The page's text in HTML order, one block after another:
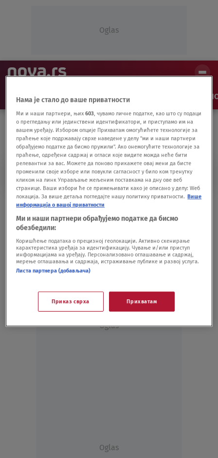
Oglas
NAJNOVIJE VESTI SHOW
TRANSPORTER
"Anom" raskrinkao kriminalnu grupu u BiH:
Švercovali limuzine i skank
Ford: Ko kaže da kombi ne može da bude u
reli fazonu?
AUTO24.08.20.
Oglas
Oglas
Нама је стало до ваше приватности
Ми и наши партнери, њих603, чувамо личне податке, као што су подаци
о прегледању или јединствени идентификатори, и приступамо им на
вашем уређају. Избором опције Прихватам омогућићете технологије за
праћење које подржавају сврхе наведене у делу "ми и наши партнери
обрађујемо податке да бисмо пружили". Ако онемогућите технологије за
праћење, одређени садржај и огласи које видите можда неће бити
релевантни за вас. Можете да поново прикажете овај мени да бисте
променили своје изборе или повукли сагласност у било ком тренутку
кликом на линк Управљање жељеним поставкама на дну ове веб
странице. Ваши избори ће се примењивати како је описано у делу: Wеб
локација. За више детаља погледајте нашу политику приватности. Више
информација о вашој приватности
Ми и наши партнери обрађујемо податке да бисмо
обезбедили:
Коришћење података о прецизној геолокацији. Активно скенирање
карактеристика уређаја за идентификацију. Чување и/или приступ
информацијама на уређају. Персонализовано оглашавање и садржај,
мерење оглашавања и садржаја, истраживање публике и развој услуга.
Листа партнера (добављача)
Приказ сврха Прихватам